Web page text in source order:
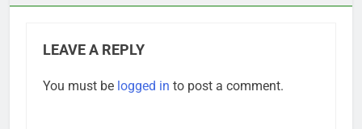
LEAVE A REPLY
You must be logged in to post a comment.